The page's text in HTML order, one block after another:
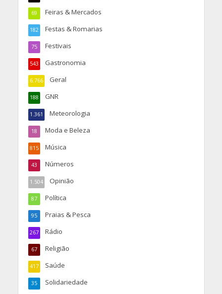
Feiras & Mercados
69
Festas & Romarias
182
Festivais
75
Gastronomia
543
Geral
6.766
GNR
188
Meteorologia
1.361
Moda e Beleza
18
Música
815
Números
43
Opinião
1.504
Política
87
Praias & Pesca
95
Rádio
267
Religião
67
Saúde
417
Solidariedade
35